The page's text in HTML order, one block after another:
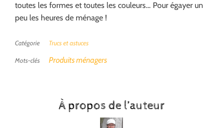
toutes les formes et toutes les couleurs… Pour égayer un
peu les heures de ménage !
Catégorie Trucs et astuces
Mots-clés Produits ménagers
À propos de l’auteur